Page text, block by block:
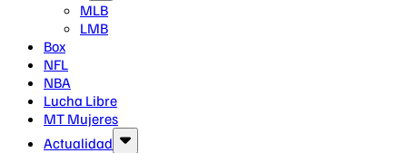
MLB
LMB
Box
NFL
NBA
Lucha Libre
MT Mujeres
Actualidad